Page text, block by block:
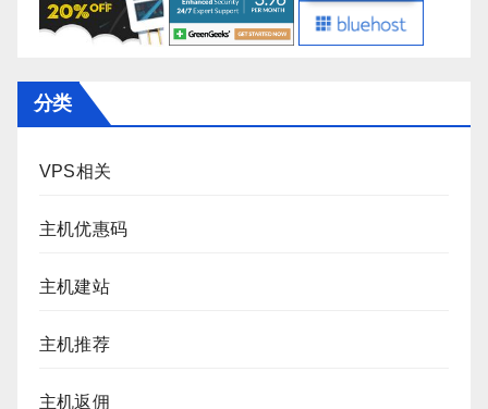
分类
VPS相关
主机优惠码
主机建站
主机推荐
主机返佣